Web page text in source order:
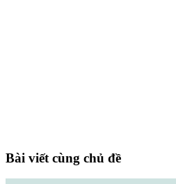
Bài viết cùng chủ đề